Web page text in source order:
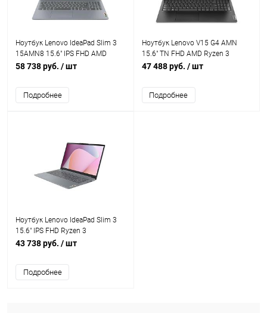
Ноутбук Lenovo IdeaPad Slim 3
15AMN8 15.6" IPS FHD AMD
Ryzen 3 7320U/8Gb/256Gb
58 738 руб. / шт
Подробнее
Ноутбук Lenovo V15 G4 AMN
15.6" TN FHD AMD Ryzen 3
7320U/8Gb/512Gb SSD/VGA int
47 488 руб. / шт
Подробнее
Ноутбук Lenovo IdeaPad Slim 3
15.6" IPS FHD Ryzen 3
7320U/8Gb/256Gb SSD/VGA int
43 738 руб. / шт
Подробнее